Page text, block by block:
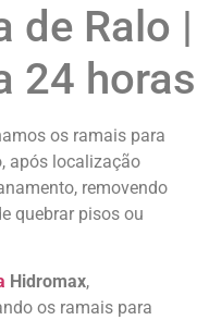
de Ralo |
24 horas
os ramais para
após localização
removendo
quebrar pisos ou
Hidromax,
os ramais para